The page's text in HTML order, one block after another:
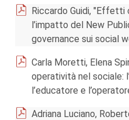
Riccardo Guidi, "Effetti
l’impatto del New
governance sui social
Carla Moretti, Elena
operatività nel sociale:
l’educatore e
Adriana Luciano,